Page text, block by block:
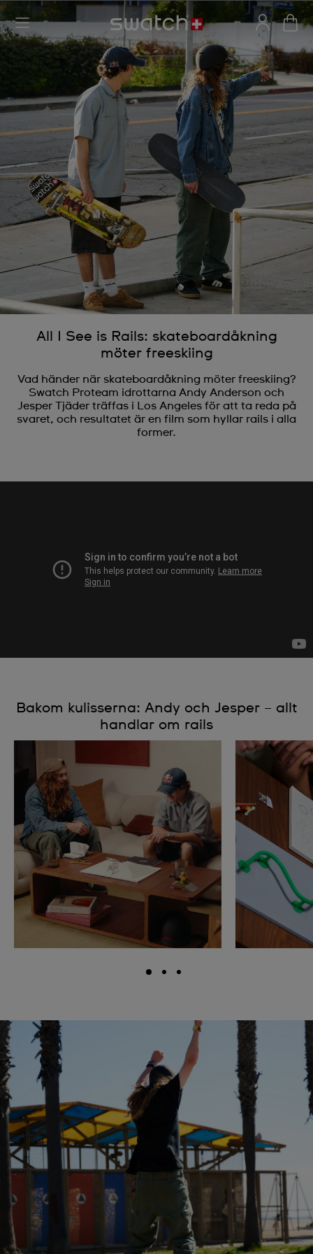
All I See is Rails: skateboardåkning
möter freeskiing
Vad händer när skateboardåkning möter freeskiing?
Swatch Proteam idrottarna Andy Anderson och
Jesper Tjäder träffas i Los Angeles för att ta reda på
svaret, och resultatet är en film som hyllar rails i alla
former.
Bakom kulisserna: Andy och Jesper – allt
handlar om rails